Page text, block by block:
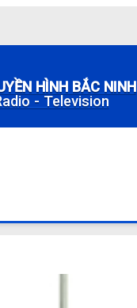
HÌNH BẮC NINH
- Television